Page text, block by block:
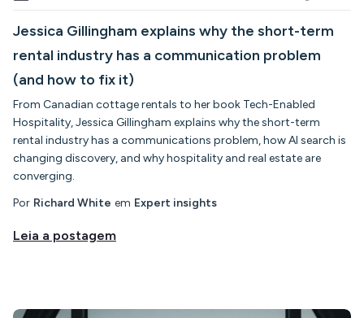
Jessica Gillingham explains why the short-term
rental industry has a communication problem
(and how to fix it)
From Canadian cottage rentals to her book Tech-Enabled
Hospitality, Jessica Gillingham explains why the short-term
rental industry has a communications problem, how AI search is
changing discovery, and why hospitality and real estate are
converging.
Por Richard White em Expert insights
Leia a postagem